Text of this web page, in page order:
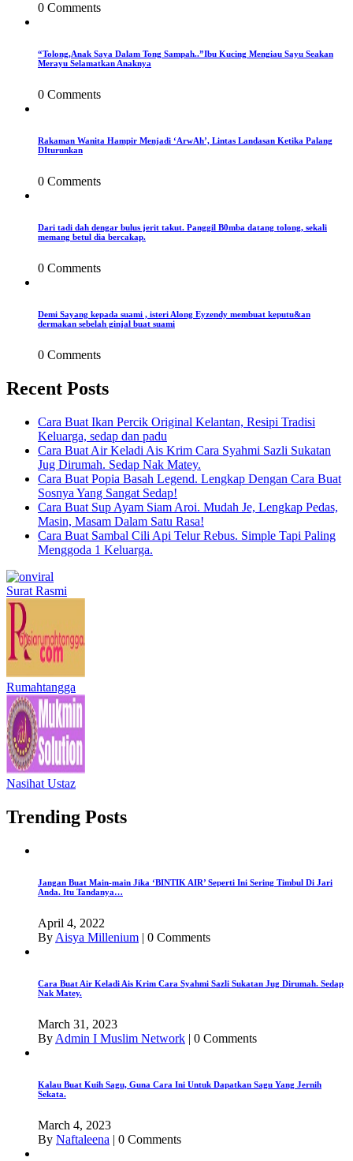
0 Comments
“Tolong,Anak Saya Dalam Tong Sampah..”Ibu Kucing Mengiau Sayu Seakan
Merayu Selamatkan Anaknya
0 Comments
Rakaman Wanita Hampir Menjadi ‘ArwAh’, Lintas Landasan Ketika Palang
DIturunkan
0 Comments
Dari tadi dah dengar bulus jerit takut. Panggil B0mba datang tolong, sekali
memang betul dia bercakap.
0 Comments
Demi Sayang kepada suami , isteri Along Eyzendy membuat keputu&an
dermakan sebelah ginjal buat suami
0 Comments
Recent Posts
Cara Buat Ikan Percik Original Kelantan, Resipi Tradisi
Keluarga, sedap dan padu
Cara Buat Air Keladi Ais Krim Cara Syahmi Sazli Sukatan
Jug Dirumah. Sedap Nak Matey.
Cara Buat Popia Basah Legend. Lengkap Dengan Cara Buat
Sosnya Yang Sangat Sedap!
Cara Buat Sup Ayam Siam Aroi. Mudah Je, Lengkap Pedas,
Masin, Masam Dalam Satu Rasa!
Cara Buat Sambal Cili Api Telur Rebus. Simple Tapi Paling
Menggoda 1 Keluarga.
Surat Rasmi
Rumahtangga
Nasihat Ustaz
Trending Posts
Jangan Buat Main-main Jika ‘BINTIK AIR’ Seperti Ini Sering Timbul Di Jari
Anda. Itu Tandanya…
April 4, 2022
By Aisya Millenium | 0 Comments
Cara Buat Air Keladi Ais Krim Cara Syahmi Sazli Sukatan Jug Dirumah. Sedap
Nak Matey.
March 31, 2023
By Admin I Muslim Network | 0 Comments
Kalau Buat Kuih Sagu, Guna Cara Ini Untuk Dapatkan Sagu Yang Jernih
Sekata.
March 4, 2023
By Naftaleena | 0 Comments